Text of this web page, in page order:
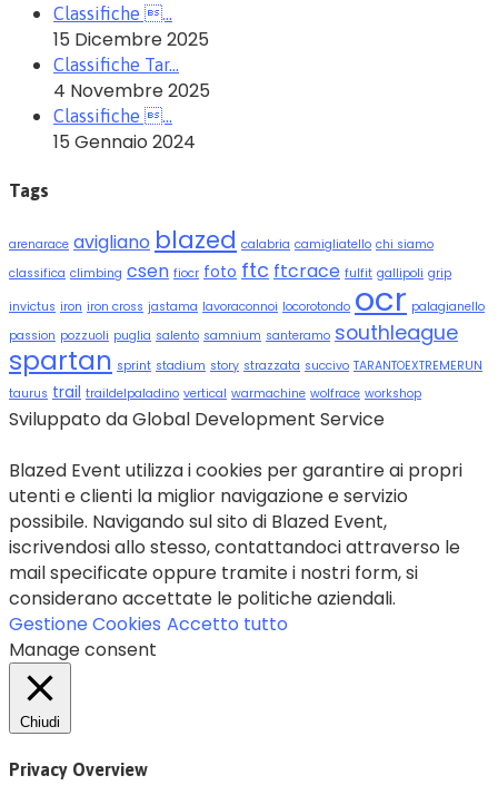
Classifiche …
15 Dicembre 2025
Classifiche Tar…
4 Novembre 2025
Classifiche …
15 Gennaio 2024
Tags
arenarace avigliano blazed calabria camigliatello chi siamo
classifica climbing csen fiocr foto ftc ftcrace fulfit gallipoli grip
invictus iron iron cross jastama lavoraconnoi locorotondo ocr palagianello
passion pozzuoli puglia salento samnium santeramo southleague
spartan sprint stadium story strazzata succivo TARANTOEXTREMERUN
taurus trail traildelpaladino vertical warmachine wolfrace workshop
Sviluppato da Global Development Service
Blazed Event utilizza i cookies per garantire ai propri
utenti e clienti la miglior navigazione e servizio
possibile. Navigando sul sito di Blazed Event,
iscrivendosi allo stesso, contattandoci attraverso le
mail specificate oppure tramite i nostri form, si
considerano accettate le politiche aziendali.
Gestione Cookies Accetto tutto
Manage consent
Chiudi
Privacy Overview